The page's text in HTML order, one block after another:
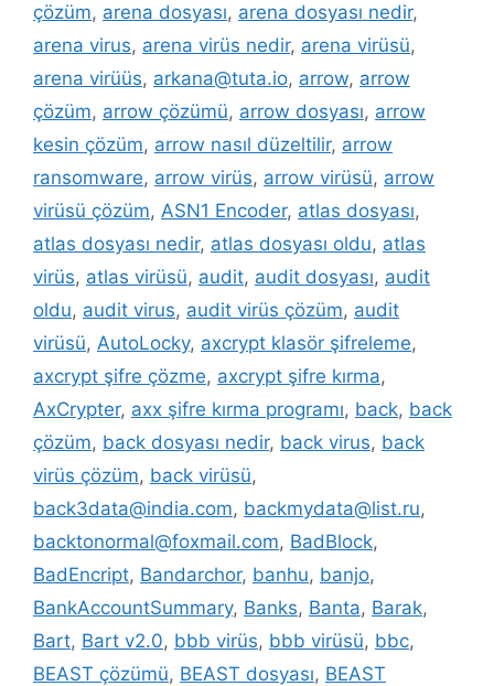
çözüm, arena dosyası, arena dosyası nedir,
arena virus, arena virüs nedir, arena virüsü,
arena virüüs, arkana@tuta.io, arrow, arrow
çözüm, arrow çözümü, arrow dosyası, arrow
kesin çözüm, arrow nasıl düzeltilir, arrow
ransomware, arrow virüs, arrow virüsü, arrow
virüsü çözüm, ASN1 Encoder, atlas dosyası,
atlas dosyası nedir, atlas dosyası oldu, atlas
virüs, atlas virüsü, audit, audit dosyası, audit
oldu, audit virus, audit virüs çözüm, audit
virüsü, AutoLocky, axcrypt klasör şifreleme,
axcrypt şifre çözme, axcrypt şifre kırma,
AxCrypter, axx şifre kırma programı, back, back
çözüm, back dosyası nedir, back virus, back
virüs çözüm, back virüsü,
back3data@india.com, backmydata@list.ru,
backtonormal@foxmail.com, BadBlock,
BadEncript, Bandarchor, banhu, banjo,
BankAccountSummary, Banks, Banta, Barak,
Bart, Bart v2.0, bbb virüs, bbb virüsü, bbc,
BEAST çözümü, BEAST dosyası, BEAST